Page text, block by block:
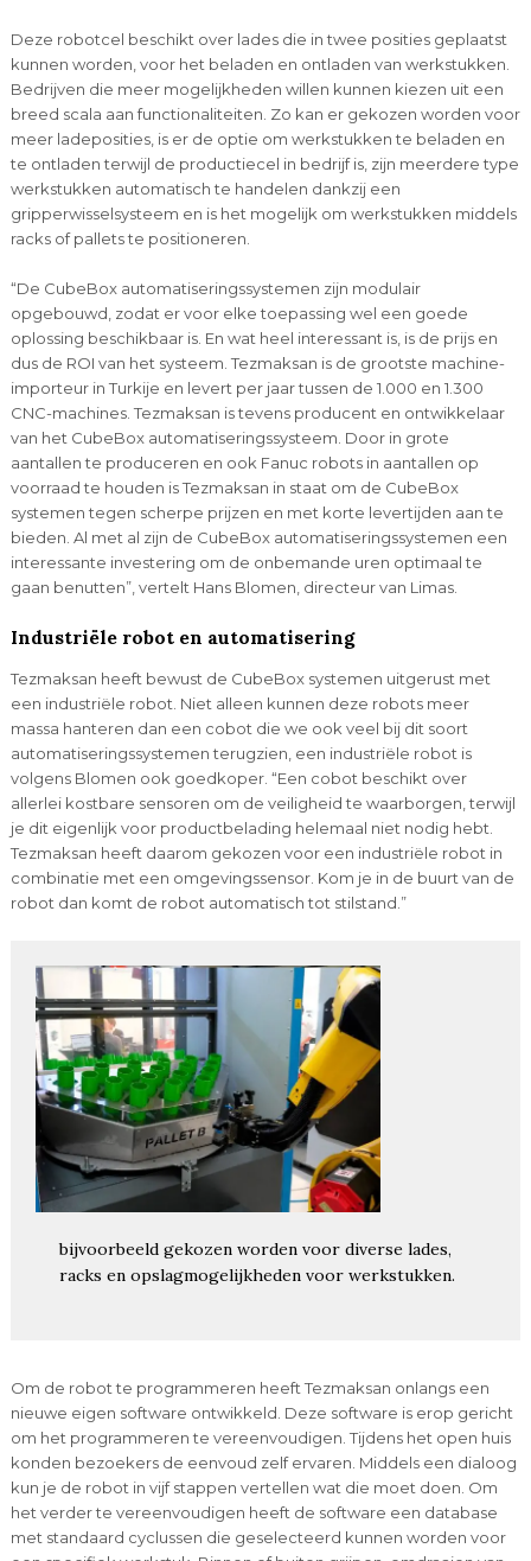
Deze robotcel beschikt over lades die in twee posities geplaatst
kunnen worden, voor het beladen en ontladen van werkstukken.
Bedrijven die meer mogelijkheden willen kunnen kiezen uit een
breed scala aan functionaliteiten. Zo kan er gekozen worden voor
meer ladeposities, is er de optie om werkstukken te beladen en
te ontladen terwijl de productiecel in bedrijf is, zijn meerdere type
werkstukken automatisch te handelen dankzij een
gripperwisselsysteem en is het mogelijk om werkstukken middels
racks of pallets te positioneren.
“De CubeBox automatiseringssystemen zijn modulair
opgebouwd, zodat er voor elke toepassing wel een goede
oplossing beschikbaar is. En wat heel interessant is, is de prijs en
dus de ROI van het systeem. Tezmaksan is de grootste machine-
importeur in Turkije en levert per jaar tussen de 1.000 en 1.300
CNC-machines. Tezmaksan is tevens producent en ontwikkelaar
van het CubeBox automatiseringssysteem. Door in grote
aantallen te produceren en ook Fanuc robots in aantallen op
voorraad te houden is Tezmaksan in staat om de CubeBox
systemen tegen scherpe prijzen en met korte levertijden aan te
bieden. Al met al zijn de CubeBox automatiseringssystemen een
interessante investering om de onbemande uren optimaal te
gaan benutten”, vertelt Hans Blomen, directeur van Limas.
Industriële robot en automatisering
Tezmaksan heeft bewust de CubeBox systemen uitgerust met
een industriële robot. Niet alleen kunnen deze robots meer
massa hanteren dan een cobot die we ook veel bij dit soort
automatiseringssystemen terugzien, een industriële robot is
volgens Blomen ook goedkoper. “Een cobot beschikt over
allerlei kostbare sensoren om de veiligheid te waarborgen, terwijl
je dit eigenlijk voor productbelading helemaal niet nodig hebt.
Tezmaksan heeft daarom gekozen voor een industriële robot in
combinatie met een omgevingssensor. Kom je in de buurt van de
robot dan komt de robot automatisch tot stilstand.”
bijvoorbeeld gekozen worden voor diverse lades,
racks en opslagmogelijkheden voor werkstukken.
Om de robot te programmeren heeft Tezmaksan onlangs een
nieuwe eigen software ontwikkeld. Deze software is erop gericht
om het programmeren te vereenvoudigen. Tijdens het open huis
konden bezoekers de eenvoud zelf ervaren. Middels een dialoog
kun je de robot in vijf stappen vertellen wat die moet doen. Om
het verder te vereenvoudigen heeft de software een database
met standaard cyclussen die geselecteerd kunnen worden voor